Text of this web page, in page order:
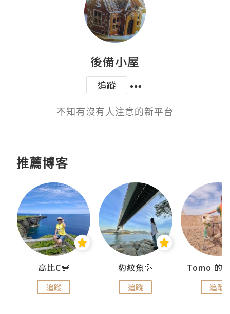
後備小屋
追蹤
不知有沒有人注意的新平台
推薦博客
高比C🐒
追蹤
豹紋魚💦
追蹤 追蹤